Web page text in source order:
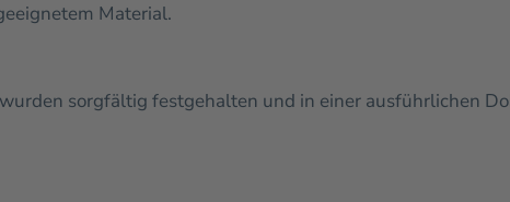
Material.
sorgfältig festgehalten und in einer ausführlichen